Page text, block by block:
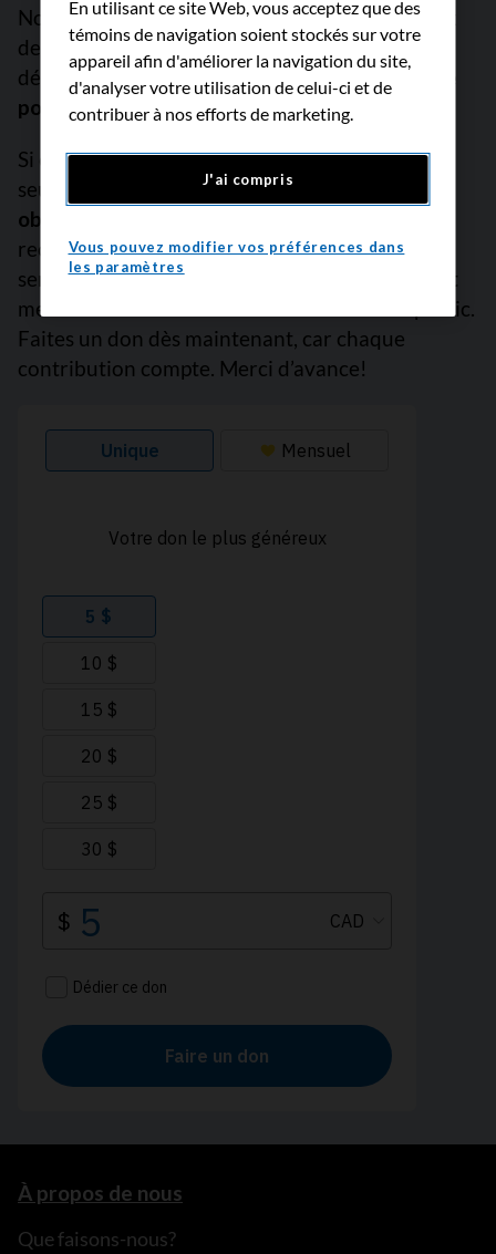
Nous sommes déterminés à augmenter les taux
de survie, à freiner le cancer avant qu’il ne se
développe et à améliorer des vies.
Mais nous ne
pouvons pas y arriver sans vous.
Si chaque personne qui lit ce message donnait
seulement 5 $,
nous pourrions atteindre notre
objectif ce mois-ci
recherche les plus prometteurs, offrir des
services de soutien empreints de compassion et
mener des activités de défense de l’intérêt public.
Faites un don dès maintenant, car chaque
contribution compte. Merci d’avance!
À propos de nous
Que faisons-nous?
En utilisant ce site Web, vous acceptez que des
témoins de navigation soient stockés sur votre
appareil afin d'améliorer la navigation du site,
d'analyser votre utilisation de celui-ci et de
contribuer à nos efforts de marketing.
J'ai compris
Vous pouvez modifier vos préférences dans
les paramètres